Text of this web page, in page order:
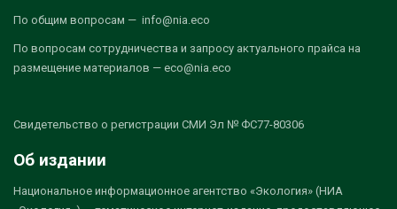
По общим вопросам — info@nia.eco
По вопросам сотрудничества и запросу актуального прайса на
размещение материалов — eco@nia.eco
Свидетельство о регистрации СМИ Эл № ФС77-80306
Об издании
Национальное информационное агентство «Экология» (НИА